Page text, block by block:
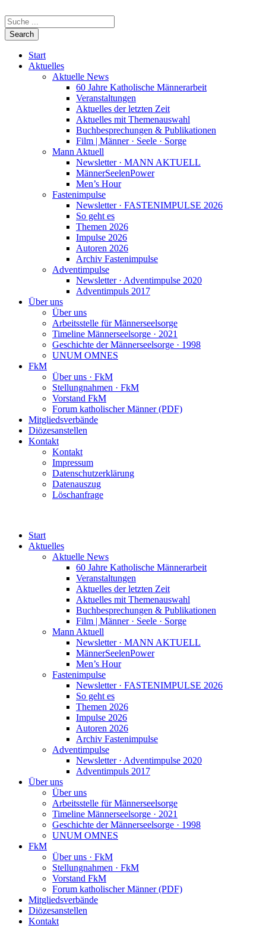
Start
Aktuelles
Aktuelle News
60 Jahre Katholische Männerarbeit
Veranstaltungen
Aktuelles der letzten Zeit
Aktuelles mit Themenauswahl
Buchbesprechungen & Publikationen
Film | Männer · Seele · Sorge
Mann Aktuell
Newsletter · MANN AKTUELL
MännerSeelenPower
Men’s Hour
Fastenimpulse
Newsletter · FASTENIMPULSE 2026
So geht es
Themen 2026
Impulse 2026
Autoren 2026
Archiv Fastenimpulse
Adventimpulse
Newsletter · Adventimpulse 2020
Adventimpuls 2017
Über uns
Über uns
Arbeitsstelle für Männerseelsorge
Timeline Männerseelsorge · 2021
Geschichte der Männerseelsorge · 1998
UNUM OMNES
FkM
Über uns · FkM
Stellungnahmen · FkM
Vorstand FkM
Forum katholischer Männer (PDF)
Mitgliedsverbände
Diözesanstellen
Kontakt
Kontakt
Impressum
Datenschutzerklärung
Datenauszug
Löschanfrage
Start
Aktuelles
Aktuelle News
60 Jahre Katholische Männerarbeit
Veranstaltungen
Aktuelles der letzten Zeit
Aktuelles mit Themenauswahl
Buchbesprechungen & Publikationen
Film | Männer · Seele · Sorge
Mann Aktuell
Newsletter · MANN AKTUELL
MännerSeelenPower
Men’s Hour
Fastenimpulse
Newsletter · FASTENIMPULSE 2026
So geht es
Themen 2026
Impulse 2026
Autoren 2026
Archiv Fastenimpulse
Adventimpulse
Newsletter · Adventimpulse 2020
Adventimpuls 2017
Über uns
Über uns
Arbeitsstelle für Männerseelsorge
Timeline Männerseelsorge · 2021
Geschichte der Männerseelsorge · 1998
UNUM OMNES
FkM
Über uns · FkM
Stellungnahmen · FkM
Vorstand FkM
Forum katholischer Männer (PDF)
Mitgliedsverbände
Diözesanstellen
Kontakt